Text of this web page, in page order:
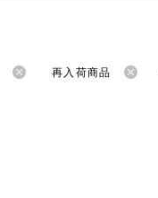
再入荷商品